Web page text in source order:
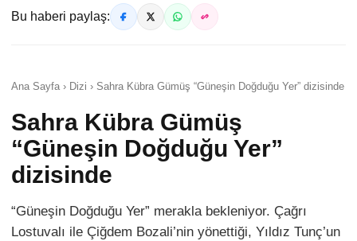
Bu haberi paylaş:
Ana Sayfa › Dizi › Sahra Kübra Gümüş “Güneşin Doğduğu Yer” dizisinde
Sahra Kübra Gümüş
“Güneşin Doğduğu Yer”
dizisinde
“Güneşin Doğduğu Yer” merakla bekleniyor. Çağrı
Lostuvalı ile Çiğdem Bozali’nin yönettiği, Yıldız Tunç’un